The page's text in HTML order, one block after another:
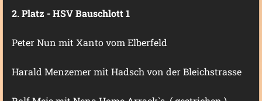
2. Platz - HSV Bauschlott 1
Peter Nun mit Xanto vom Elberfeld
Harald Menzemer mit Hadsch von der Bleichstrasse